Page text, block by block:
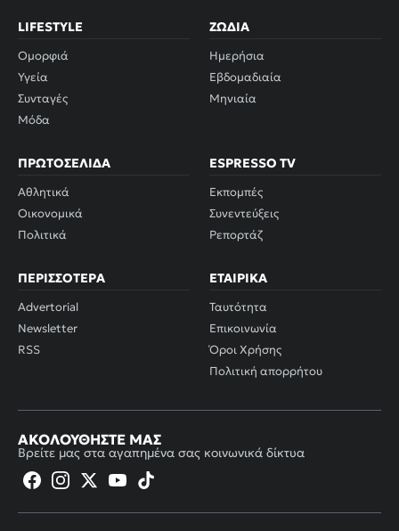
LIFESTYLE
Ομορφιά
Υγεία
Συνταγές
Μόδα
ΖΏΔΙΑ
Ημερήσια
Εβδομαδιαία
Μηνιαία
ΠΡΩΤΟΣΈΛΙΔΑ
Αθλητικά
Οικονομικά
Πολιτικά
ESPRESSO TV
Εκπομπές
Συνεντεύξεις
Ρεπορτάζ
ΠΕΡΙΣΣΌΤΕΡΑ
Advertorial
Newsletter
RSS
ΕΤΑΙΡΙΚΆ
Ταυτότητα
Επικοινωνία
Όροι Χρήσης
Πολιτική απορρήτου
ΑΚΟΛΟΥΘΉΣΤΕ ΜΑΣ
Βρείτε μας στα αγαπημένα σας κοινωνικά δίκτυα